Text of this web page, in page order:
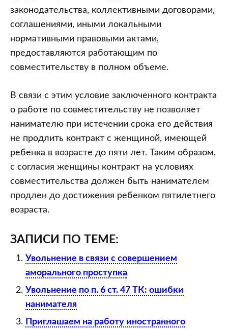
законодательства, коллективными договорами,
соглашениями, иными локальными
нормативными правовыми актами,
предоставляются работающим по
совместительству в полном объеме.
В связи с этим условие заключенного контракта
о работе по совместительству не позволяет
нанимателю при истечении срока его действия
не продлить контракт с женщиной, имеющей
ребенка в возрасте до пяти лет. Таким образом,
с согласия женщины контракт на условиях
совместительства должен быть нанимателем
продлен до достижения ребенком пятилетнего
возраста.
ЗАПИСИ ПО ТЕМЕ:
Увольнение в связи с совершением
аморального проступка
Увольнение по п. 6 ст. 47 ТК: ошибки
нанимателя
Приглашаем на работу иностранного